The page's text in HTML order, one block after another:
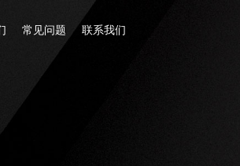
常见问题 联系我们